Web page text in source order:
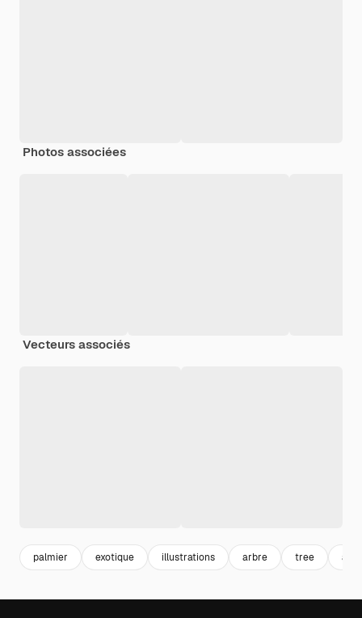
Photos associées
Vecteurs associés
palmier exotique illustrations arbre tree